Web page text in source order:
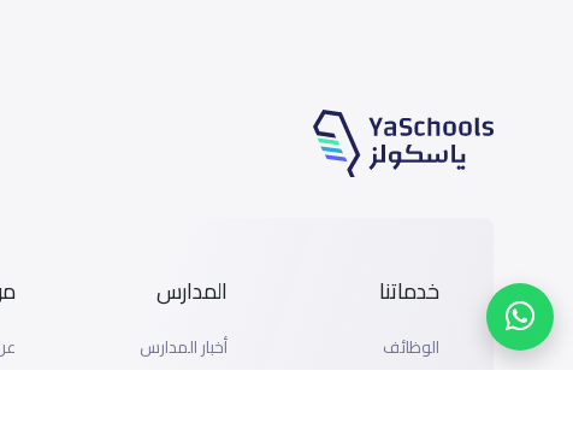
خدماتنا
الوظائف
المدارس
أخبار المدارس